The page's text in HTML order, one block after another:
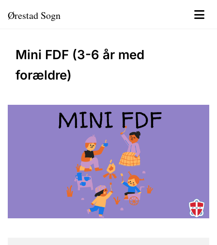
Ørestad Sogn
Mini FDF (3-6 år med
forældre)